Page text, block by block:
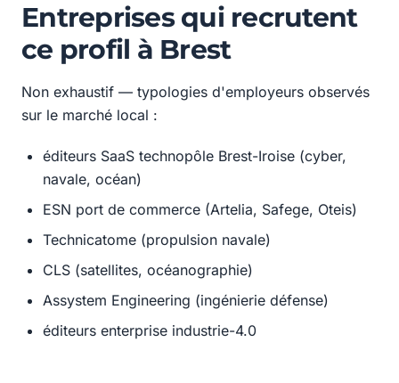
Entreprises qui recrutent
ce profil à Brest
Non exhaustif — typologies d'employeurs observés
sur le marché local :
éditeurs SaaS technopôle Brest-Iroise (cyber,
navale, océan)
ESN port de commerce (Artelia, Safege, Oteis)
Technicatome (propulsion navale)
CLS (satellites, océanographie)
Assystem Engineering (ingénierie défense)
éditeurs enterprise industrie-4.0